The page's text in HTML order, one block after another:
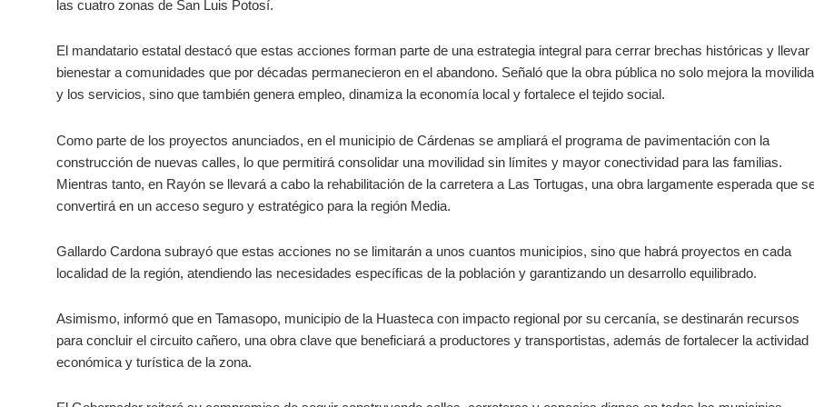
las cuatro zonas de San Luis Potosí.
El mandatario estatal destacó que estas acciones forman parte de una estrategia integral para cerrar brechas históricas y llevar
bienestar a comunidades que por décadas permanecieron en el abandono. Señaló que la obra pública no solo mejora la
y los servicios, sino que también genera empleo, dinamiza la economía local y fortalece el tejido social.
Como parte de los proyectos anunciados, en el municipio de Cárdenas se ampliará el programa de pavimentación con la
construcción de nuevas calles, lo que permitirá consolidar una movilidad sin límites y mayor conectividad para las familias.
Mientras tanto, en Rayón se llevará a cabo la rehabilitación de la carretera a Las Tortugas, una obra largamente esperada que
convertirá en un acceso seguro y estratégico para la región Media.
Gallardo Cardona subrayó que estas acciones no se limitarán a unos cuantos municipios, sino que habrá proyectos en cada
localidad de la región, atendiendo las necesidades específicas de la población y garantizando un desarrollo equilibrado.
Asimismo, informó que en Tamasopo, municipio de la Huasteca con impacto regional por su cercanía, se destinarán recursos
para concluir el circuito cañero, una obra clave que beneficiará a productores y transportistas, además de fortalecer la actividad
económica y turística de la zona.